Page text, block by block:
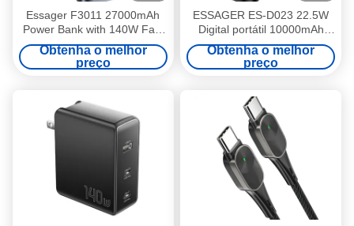
Essager F3011 27000mAh
Power Bank with 140W Fast
Charging and LED Digital
Display Portable Charger
Obtenha o melhor
preço
ESSAGER ES-D023 22.5W
Digital portátil 10000mAh
Power Bank com cabo
Obtenha o melhor
preço